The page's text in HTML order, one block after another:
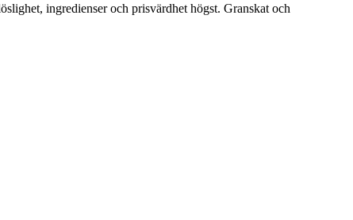
ingredienser och prisvärdhet högst. Granskat och